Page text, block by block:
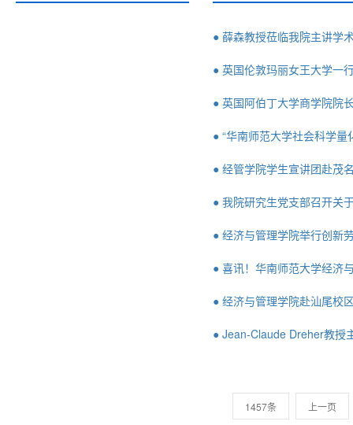
● 薛森教授莅临我院主讲学
● 英国伦敦玛丽女王大学一
● 英国阿伯丁大学商学院院
● “华南师范大学社会科学
● 经管学院学生宣讲团赴茂
● 我院研究生党支部召开关
● 经济与管理学院举行创新
● 喜讯！华南师范大学经济
● 经济与管理学院赴汕尾校
● Jean-Claude Dreher教授
1457条 上一页